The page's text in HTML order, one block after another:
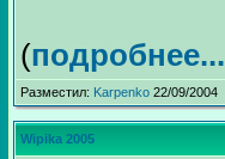
(подробнее...
Разместил: Karpenko 22/09/2004
Wipika 2005